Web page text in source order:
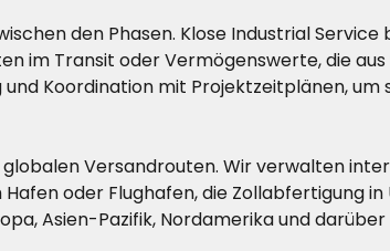
den Phasen. Klose Industrial
im Transit oder Vermögenswerte, die
Koordination mit Projektzeitplänen, um
Versandrouten. Wir verwalten
oder Flughafen, die Zollabfertigung
Asien-Pazifik, Nordamerika und